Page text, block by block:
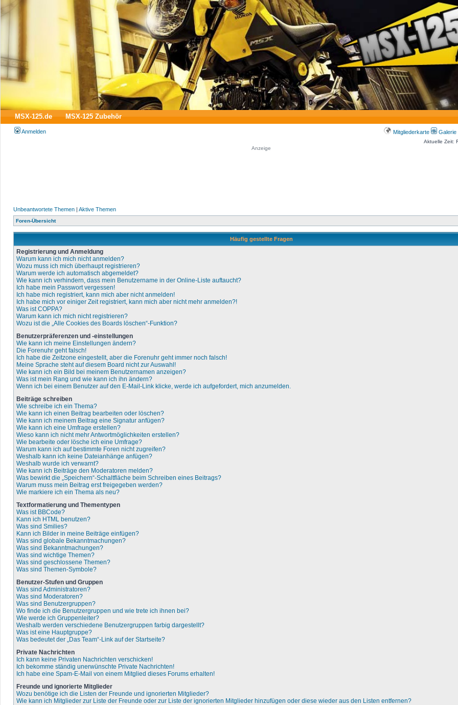
MSX-125.de MSX-125 Zubehör
Anmelden Mitgliederkarte Galerie
Aktuelle Zeit:
Anzeige
Unbeantwortete Themen | Aktive Themen
Foren-Übersicht
Häufig gestellte Fragen
Registrierung und Anmeldung
Warum kann ich mich nicht anmelden?
Wozu muss ich mich überhaupt registrieren?
Warum werde ich automatisch abgemeldet?
Wie kann ich verhindern, dass mein Benutzername in der Online-Liste auftaucht?
Ich habe mein Passwort vergessen!
Ich habe mich registriert, kann mich aber nicht anmelden!
Ich habe mich vor einiger Zeit registriert, kann mich aber nicht mehr anmelden?!
Was ist COPPA?
Warum kann ich mich nicht registrieren?
Wozu ist die „Alle Cookies des Boards löschen“-Funktion?
Benutzerpräferenzen und -einstellungen
Wie kann ich meine Einstellungen ändern?
Die Forenuhr geht falsch!
Ich habe die Zeitzone eingestellt, aber die Forenuhr geht immer noch falsch!
Meine Sprache steht auf diesem Board nicht zur Auswahl!
Wie kann ich ein Bild bei meinem Benutzernamen anzeigen?
Was ist mein Rang und wie kann ich ihn ändern?
Wenn ich bei einem Benutzer auf den E-Mail-Link klicke, werde ich aufgefordert, mich anzumelden.
Beiträge schreiben
Wie schreibe ich ein Thema?
Wie kann ich einen Beitrag bearbeiten oder löschen?
Wie kann ich meinem Beitrag eine Signatur anfügen?
Wie kann ich eine Umfrage erstellen?
Wieso kann ich nicht mehr Antwortmöglichkeiten erstellen?
Wie bearbeite oder lösche ich eine Umfrage?
Warum kann ich auf bestimmte Foren nicht zugreifen?
Weshalb kann ich keine Dateianhänge anfügen?
Weshalb wurde ich verwarnt?
Wie kann ich Beiträge den Moderatoren melden?
Was bewirkt die „Speichern“-Schaltfläche beim Schreiben eines Beitrags?
Warum muss mein Beitrag erst freigegeben werden?
Wie markiere ich ein Thema als neu?
Textformatierung und Thementypen
Was ist BBCode?
Kann ich HTML benutzen?
Was sind Smilies?
Kann ich Bilder in meine Beiträge einfügen?
Was sind globale Bekanntmachungen?
Was sind Bekanntmachungen?
Was sind wichtige Themen?
Was sind geschlossene Themen?
Was sind Themen-Symbole?
Benutzer-Stufen und Gruppen
Was sind Administratoren?
Was sind Moderatoren?
Was sind Benutzergruppen?
Wo finde ich die Benutzergruppen und wie trete ich ihnen bei?
Wie werde ich Gruppenleiter?
Weshalb werden verschiedene Benutzergruppen farbig dargestellt?
Was ist eine Hauptgruppe?
Was bedeutet der „Das Team“-Link auf der Startseite?
Private Nachrichten
Ich kann keine Privaten Nachrichten verschicken!
Ich bekomme ständig unerwünschte Private Nachrichten!
Ich habe eine Spam-E-Mail von einem Mitglied dieses Forums erhalten!
Freunde und ignorierte Mitglieder
Wozu benötige ich die Listen der Freunde und ignorierten Mitglieder?
Wie kann ich Mitglieder zur Liste der Freunde oder zur Liste der ignorierten Mitglieder hinzufügen oder diese wieder aus den Listen entfernen?